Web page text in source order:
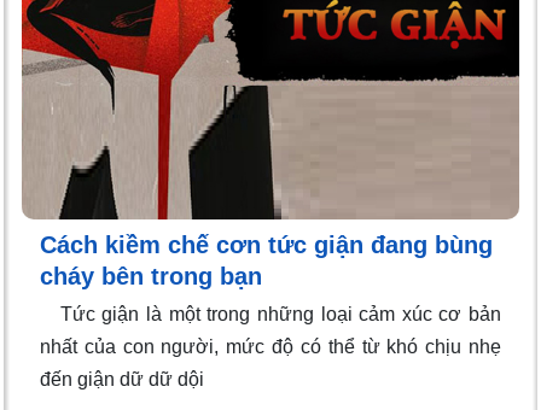
Cách kiềm chế cơn tức giận đang bùng
cháy bên trong bạn
Tức giận là một trong những loại cảm xúc cơ bản
nhất của con người, mức độ có thể từ khó chịu nhẹ
đến giận dữ dữ dội